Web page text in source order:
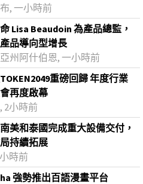
, 一小時前
Lisa Beaudoin 為產品總監，
品導向型增長
州阿什伯恩, 一小時前
重磅回歸 年度行業
再度啟幕
2小時前
美和泰國完成重大設備交付，
持續拓展
時前
強勢推出百語漫畫平台